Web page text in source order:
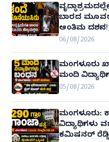
ಬಾರದ
ಅಂತಿಮ ದರ್ಶನ!
06/08/2026
ಮಂಗಳೂರು
ಮಂದಿ
05/08/2026
ಮಂಗಳೂರು:
ವಿದ್ಯಾರ್ಥಿಗಳು
ಕಮಿಷನರ್ ರೆಡ್ಡಿ